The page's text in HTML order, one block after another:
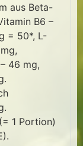
aus Beta-
B6 –
= 50*, L-
46 mg,
1 Portion)